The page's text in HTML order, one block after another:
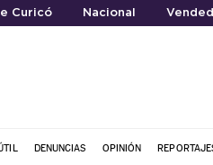
Curicó Nacional
DENUNCIAS OPINIÓN